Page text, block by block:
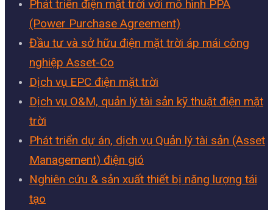
Phát triển điện mặt trời với mô hình PPA
(Power Purchase Agreement)
Đầu tư và sở hữu điện mặt trời áp mái công
nghiệp Asset-Co
Dịch vụ EPC điện mặt trời
Dịch vụ O&M, quản lý tài sản kỹ thuật điện mặt
trời
Phát triển dự án, dịch vụ Quản lý tài sản (Asset
Management) điện gió
Nghiên cứu & sản xuất thiết bị năng lượng tái
tạo